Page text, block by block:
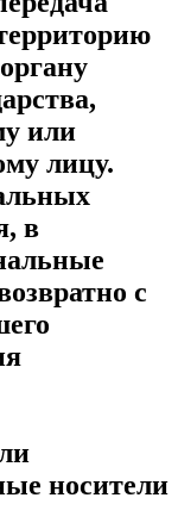
или
лицу.
в
с
носители